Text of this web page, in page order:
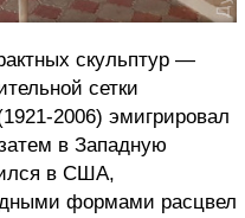
скульптур —
сетки
2006) эмигрировал
в Западную
в США,
формами расцвел